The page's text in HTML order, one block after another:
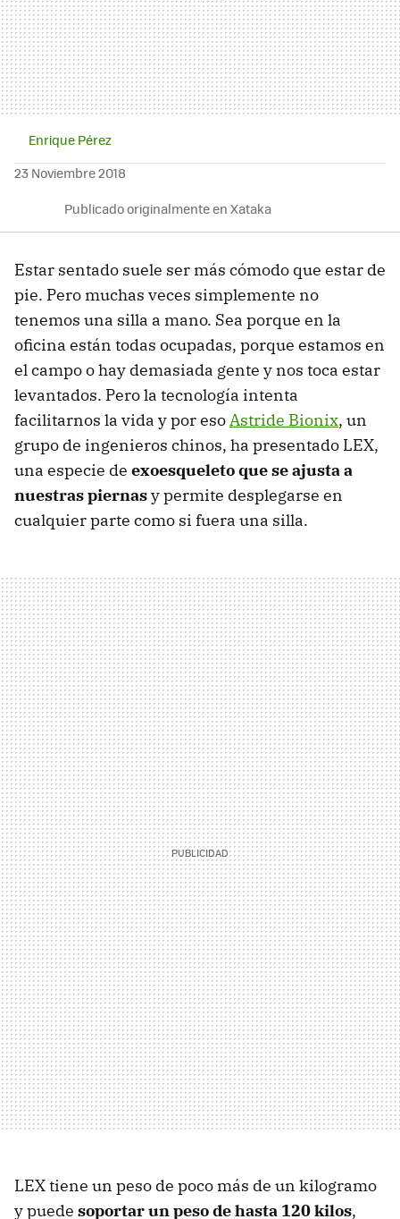
Enrique Pérez
23 Noviembre 2018
Publicado originalmente en Xataka
Estar sentado suele ser más cómodo que estar de
pie. Pero muchas veces simplemente no
tenemos una silla a mano. Sea porque en la
oficina están todas ocupadas, porque estamos en
el campo o hay demasiada gente y nos toca estar
levantados. Pero la tecnología intenta
facilitarnos la vida y por esoAstride Bionix, un
grupo de ingenieros chinos, ha presentado LEX,
una especie de exoesqueleto que se ajusta a
nuestras piernasy permite desplegarse en
cualquier parte como si fuera una silla.
LEX tiene un peso de poco más de un kilogramo
y puede soportar un peso de hasta 120 kilos,